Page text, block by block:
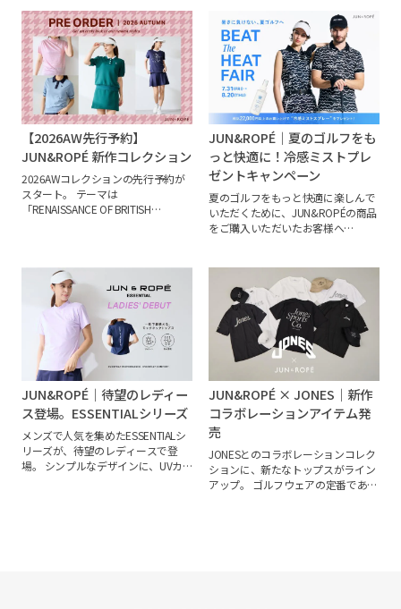
楽しむために、UV対策を取り入れて
みませんか。
ッドエッセンスを取り入れたコレク
ションを展開。
クラシックな趣と現
代的な機能性を兼ね備えた、洗練さ
れたゴルフスタイルを提案します。
今から取り入れられるアイテムはも
ちろん、秋冬シーズンに活躍する新
作まで、ぜひひと足早くご覧くださ
い。
【2026AW先行予約】
JUN&ROPÉ 新作コレクション
2026AWコレクションの先行予約が
スタート。
テーマは
「RENAISSANCE OF BRITISH
クションです。今から活躍するアイ
テムはもちろん、季節を先取りする
商品まで幅広くご用意。お気に入り
の一着を、ぜひお早めにチェックし
てください。
JUN&ROPÉ｜夏のゴルフをも
っと快適に！冷感ミストプレ
ゼントキャンペーン
夏のゴルフをもっと快適に楽しんで
いただくために、JUN&ROPÉの商品
をご購入いただいたお客様へ
るだけでひんやりとした清涼感が続
き、暑い季節のラウンドを快適にサ
ポートします。この機会に、夏のゴ
ルフに活躍するアイテムとあわせて
ぜひご利用ください。
JUN&ROPÉ｜待望のレディー
ス登場。ESSENTIALシリーズ
メンズで人気を集めたESSENTIALシ
リーズが、待望のレディースで登
場。
シンプルなデザインに、UVカ
JUN&ROPÉ × JONES｜新作
コラボレーションアイテム発
売
JONESとのコラボレーションコレク
ションに、新たなトップスがライン
アップ。
ゴルフウェアの定番である